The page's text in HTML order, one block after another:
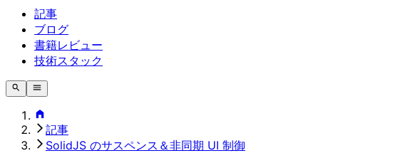
記事
ブログ
書籍レビュー
技術スタック
記事
SolidJS のサスペンス＆非同期 UI 制御